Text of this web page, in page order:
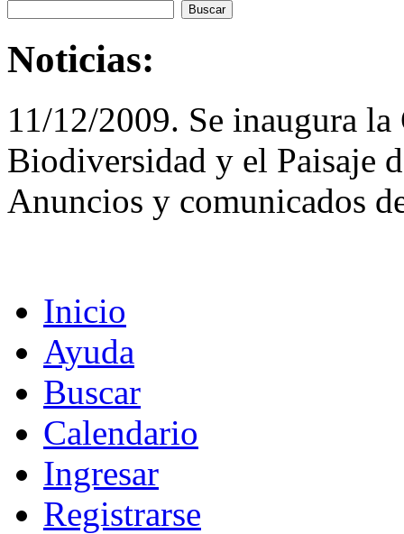
Noticias:
11/12/2009. Se inaugura
Biodiversidad y el Paisaje
Anuncios y comunicados
Inicio
Ayuda
Buscar
Calendario
Ingresar
Registrarse